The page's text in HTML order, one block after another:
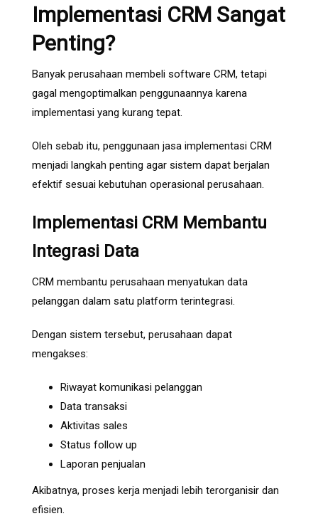
Implementasi CRM Sangat
Penting?
Banyak perusahaan membeli software CRM, tetapi
gagal mengoptimalkan penggunaannya karena
implementasi yang kurang tepat.
Oleh sebab itu, penggunaan jasa implementasi CRM
menjadi langkah penting agar sistem dapat berjalan
efektif sesuai kebutuhan operasional perusahaan.
Implementasi CRM Membantu
Integrasi Data
CRM membantu perusahaan menyatukan data
pelanggan dalam satu platform terintegrasi.
Dengan sistem tersebut, perusahaan dapat
mengakses:
Riwayat komunikasi pelanggan
Data transaksi
Aktivitas sales
Status follow up
Laporan penjualan
Akibatnya, proses kerja menjadi lebih terorganisir dan
efisien.